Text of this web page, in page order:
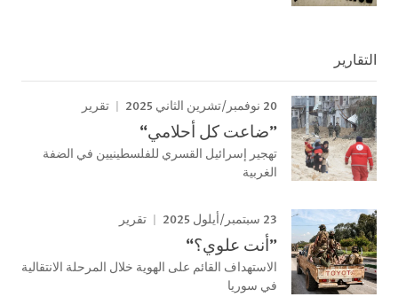
التقارير
20 نوفمبر/تشرين الثاني 2025 تقرير
”ضاعت كل أحلامي“
تهجير إسرائيل القسري للفلسطينيين في الضفة
الغربية
23 سبتمبر/أيلول 2025 تقرير
”أنت علوي؟“
الاستهداف القائم على الهوية خلال المرحلة الانتقالية
في سوريا